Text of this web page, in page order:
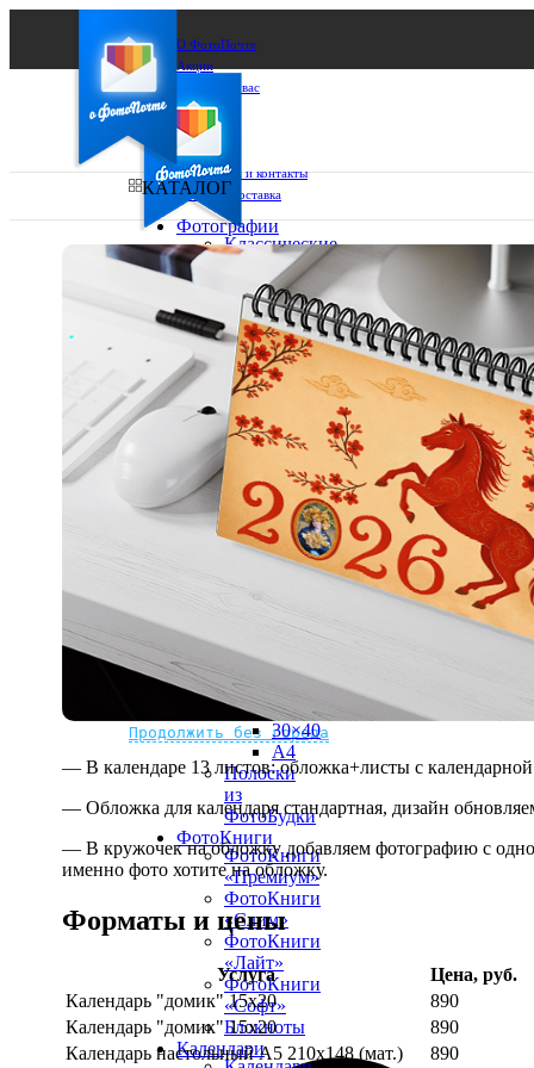
О ФотоПочте
Акции
Сделаем за вас
Бизнесу
FAQ
Франшиза
Поддержка и контакты
Оплата и доставка
Ваш город:
Ваш регион доставки
Выберите из списка:
Не нашли Ваш город?
Мы доставляем по всему миру
Продолжить без города
КАТАЛОГ
Фотографии
Классические
10х10
10х15
13х18
15х15
15х20
20х20
30х30
30х40
А4
Фото
рамке
10х10
10×15
15×15
20×20
20×30
30×30
30×40
A4
Полоски
из
ФотоБудки
ФотоКниги
ФотоКниги
«Премиум»
ФотоКниги
«Слим»
ФотоКниги
«Лайт»
ФотоКниги
«Софт»
Блокноты
Календари
— В календаре 13 листов: обложка+листы с календарной
— Обложка для календаря стандартная, дизайн
— В кружочек на обложку добавляем фотографию с
именно фото хотите на обложку.
Форматы и цены
Услуга
Цена, руб.
Календарь "домик" 15х20
890
Календарь "домик" 15х20
890
Календарь настольный А5 210х148 (мат.)
890